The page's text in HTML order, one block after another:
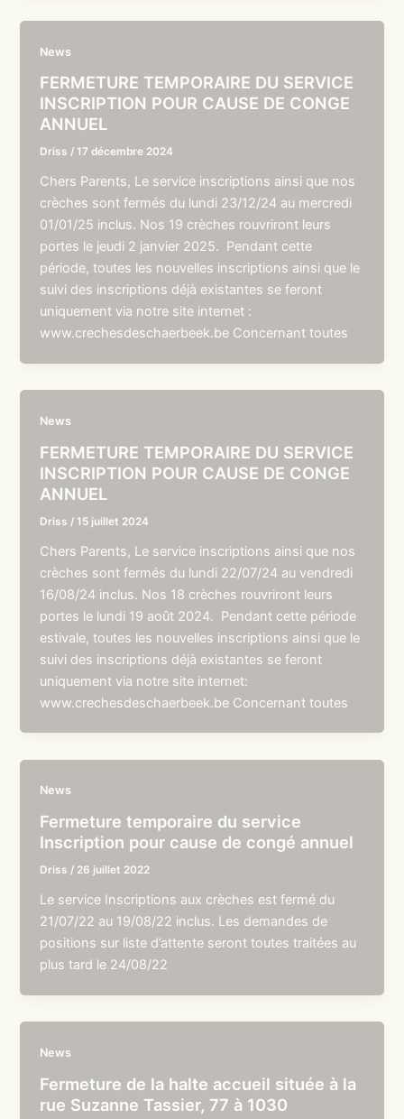
News
FERMETURE TEMPORAIRE DU SERVICE
INSCRIPTION POUR CAUSE DE CONGE
ANNUEL
Driss /17 décembre 2024
Chers Parents, Le service inscriptions ainsi que nos
crèches sont fermés du lundi 23/12/24 au mercredi
01/01/25 inclus. Nos 19 crèches rouvriront leurs
portes le jeudi 2 janvier 2025. Pendant cette
période, toutes les nouvelles inscriptions ainsi que le
suivi des inscriptions déjà existantes se feront
uniquement via notre site internet :
www.crechesdeschaerbeek.be Concernant toutes
News
FERMETURE TEMPORAIRE DU SERVICE
INSCRIPTION POUR CAUSE DE CONGE
ANNUEL
Driss /15 juillet 2024
Chers Parents, Le service inscriptions ainsi que nos
crèches sont fermés du lundi 22/07/24 au vendredi
16/08/24 inclus. Nos 18 crèches rouvriront leurs
portes le lundi 19 août 2024. Pendant cette période
estivale, toutes les nouvelles inscriptions ainsi que le
suivi des inscriptions déjà existantes se feront
uniquement via notre site internet:
www.crechesdeschaerbeek.be Concernant toutes
News
Fermeture temporaire du service
Inscription pour cause de congé annuel
Driss / 26 juillet 2022
Le service Inscriptions aux crèches est fermé du
21/07/22 au 19/08/22 inclus. Les demandes de
positions sur liste d’attente seront toutes traitées au
plus tard le 24/08/22
News
Fermeture de la halte accueil située à la
rue Suzanne Tassier, 77 à 1030